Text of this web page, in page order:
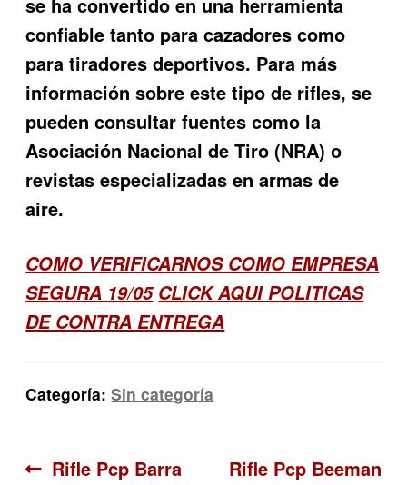
confiable tanto para cazadores como
para tiradores deportivos. Para más
información sobre este tipo de rifles, se
pueden consultar fuentes como la
Asociación Nacional de Tiro (NRA) o
revistas especializadas en armas de
aire.
COMO VERIFICARNOS COMO EMPRESA
SEGURA 19/05 CLICK AQUI POLITICAS
DE CONTRA ENTREGA
Categoría:Sin categoría
Anterior:
Rifle Pcp Barra
Siguiente:
Rifle Pcp Beeman